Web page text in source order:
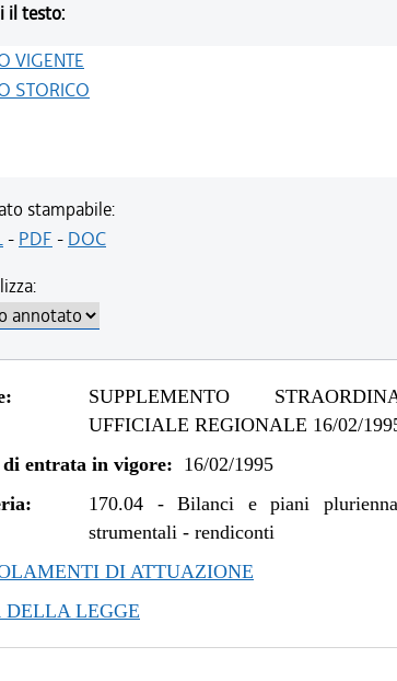
il testo:
VIGENTE
STORICO
stampabile:
- PDF - DOC
SUPPLEMENTO
UFFICIALE REGIONALE 16/02/
entrata in vigore: 16/02/1995
170.04 -Bilanci e piani
strumentali - rendiconti
DI ATTUAZIONE
DELLA LEGGE